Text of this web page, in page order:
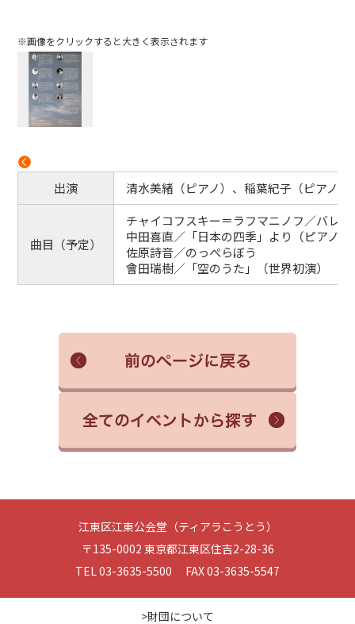
※画像をクリックすると大きく表示されます
出演 清水美緒 （ピアノ）、稲葉紀子
曲目（予定）
チャイコフスキー＝ラフマニノフ／バレ
中田喜直／「日本の四季」より（ピアノ連
佐原詩音／のっぺらぼう
會田瑞樹／「空のうた」（世界初演）
江東区江東公会堂（ティアラこうとう）
〒135-0002 東京都江東区住吉2-28-36
TEL 03-3635-5500 FAX 03-3635-5547
>財団について